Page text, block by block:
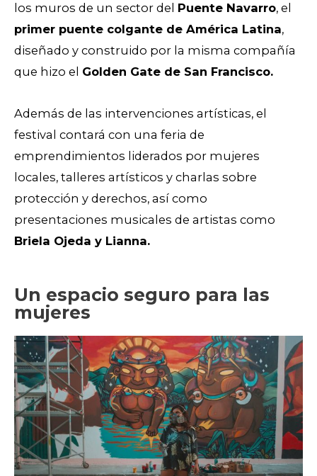
los muros de un sector del Puente Navarro, el
primer puente colgante de América Latina,
diseñado y construido por la misma compañía
que hizo el Golden Gate de San Francisco.
Además de las intervenciones artísticas, el
festival contará con una feria de
emprendimientos liderados por mujeres
locales, talleres artísticos y charlas sobre
protección y derechos, así como
presentaciones musicales de artistas como
Briela Ojeda y Lianna.
Un espacio seguro para las
mujeres